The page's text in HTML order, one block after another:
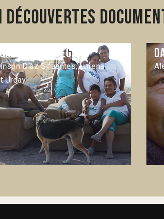
de despegar
Díaz Sifuentes, Lorena
Urday